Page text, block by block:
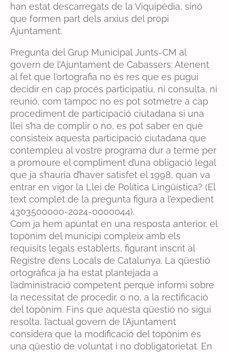
han estat descarregats de la Viquipèdia, sinó
que formen part dels arxius del propi
Ajuntament.
Pregunta del Grup Municipal Junts-CM al
govern de l’Ajuntament de Cabassers: Atenent
al fet que l’ortografia no és res que es pugui
decidir en cap procés participatiu, ni consulta, ni
reunió, com tampoc no es pot sotmetre a cap
procediment de participació ciutadana si una
llei s’ha de complir o no, es pot saber en què
consisteix aquesta participació ciutadana que
contempleu al vostre programa dur a terme per
a promoure el compliment d’una obligació legal
que ja s’hauria d’haver satisfet el 1998, quan va
entrar en vigor la Llei de Política Lingüística? (El
text complet de la pregunta figura a l’expedient
4303500000-2024-0000044).
Com ja hem apuntat en una resposta anterior, el
topònim del municipi compleix amb els
requisits legals establerts, figurant inscrit al
Registre d’ens Locals de Catalunya. La qüestió
ortogràfica ja ha estat plantejada a
l’administració competent perquè informi sobre
la necessitat de procedir, o no, a la rectificació
del topònim. Fins que aquesta qüestió no sigui
resolta, l’actual govern de l’Ajuntament
considera que la modificació del topònim és
una qüestió de voluntat i no d’obligatorietat. En